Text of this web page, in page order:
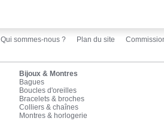
Qui sommes-nous ? Plan du site
Bijoux & Montres
Bagues
Boucles d'oreilles
Bracelets & broches
Colliers & chaînes
Montres & horlogerie